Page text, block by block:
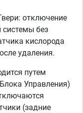
отключение
системы без
кислорода
удаления.
путем
Управления)
(задние